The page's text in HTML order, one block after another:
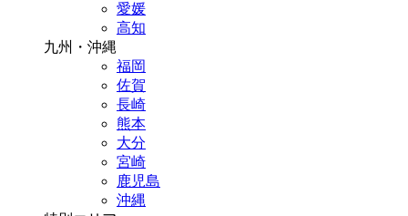
愛媛
高知
九州・沖縄
福岡
佐賀
長崎
熊本
大分
宮崎
鹿児島
沖縄